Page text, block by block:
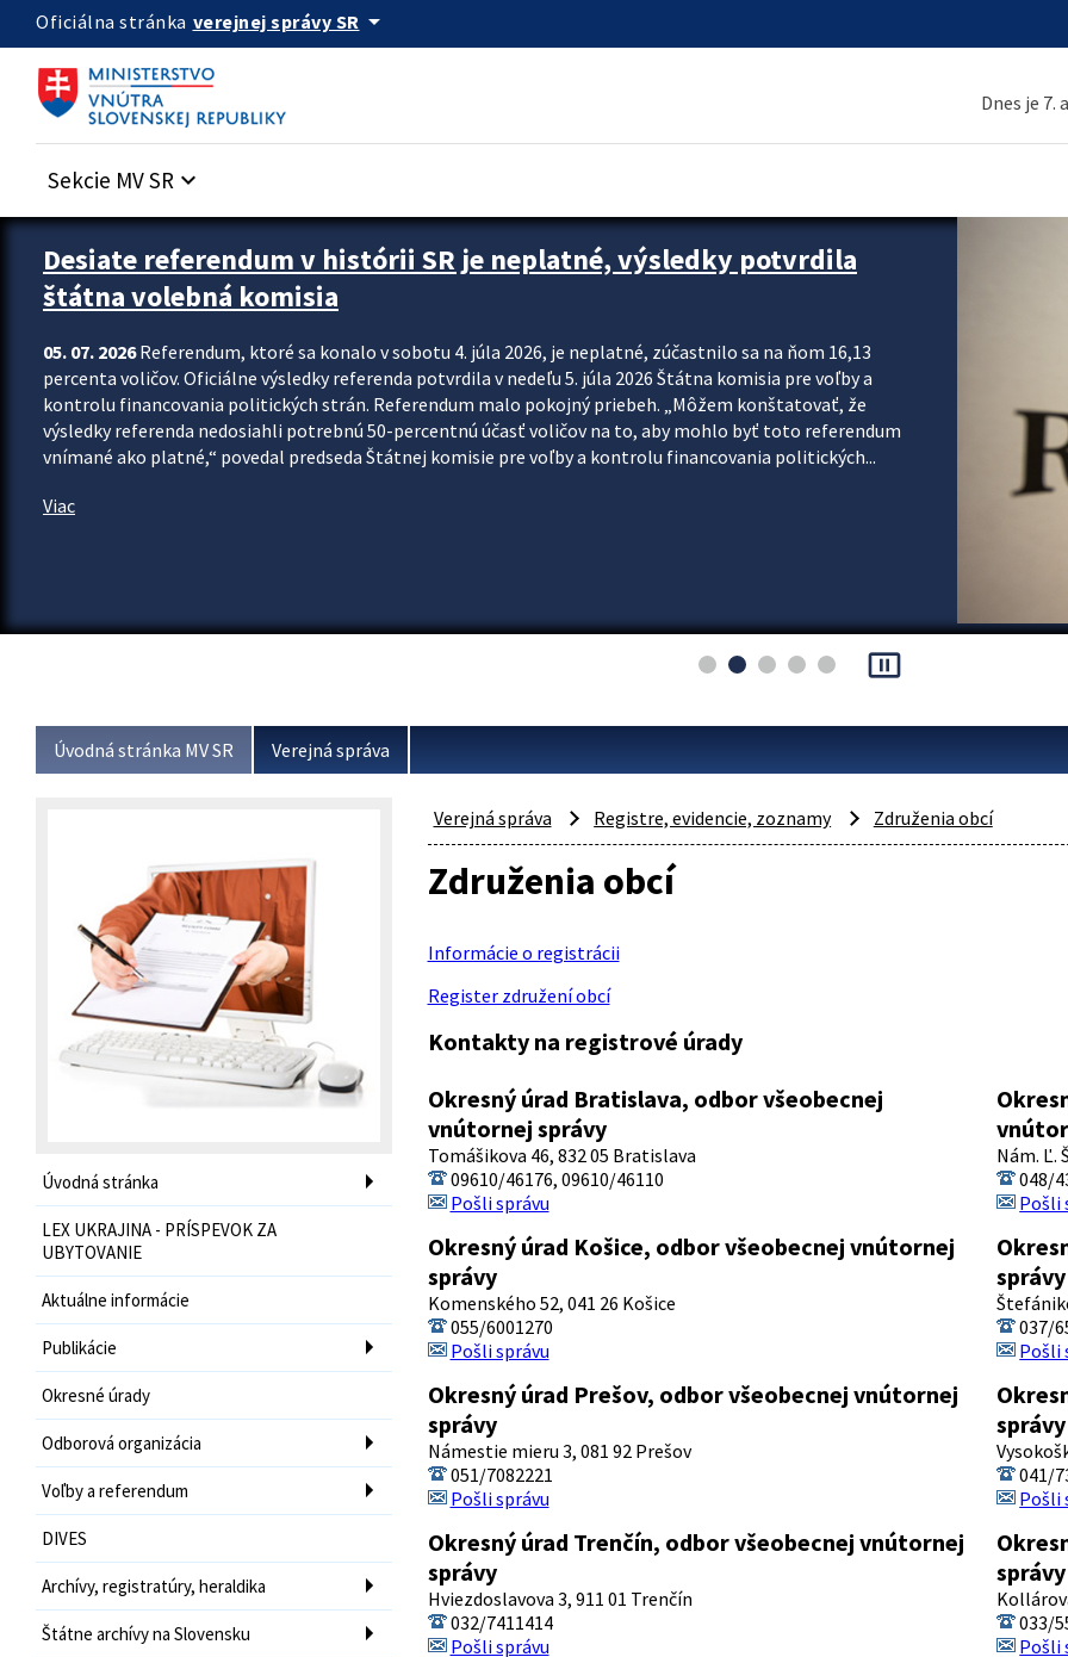
Preskocit na hlavný obsah
Oficiálna stránka verejnej správy SR arrow_drop_down
Dnes je 7.
Sekcie MV SR keyboard_arrow_down
Zastavit automatický posun upútavok
Desiate referendum v histórii SR je neplatné, výsledky potvrdila
štátna volebná komisia
05. 07. 2026Referendum, ktoré sa konalo v sobotu 4. júla 2026, je neplatné, zúčastnilo sa na ňom 16,13
percenta voličov. Oficiálne výsledky referenda potvrdila v nedeľu 5. júla 2026 Štátna komisia pre voľby a
kontrolu financovania politických strán. Referendum malo pokojný priebeh. „Môžem konštatovať, že
výsledky referenda nedosiahli potrebnú 50-percentnú účasť voličov na to, aby mohlo byť toto referendum
vnímané ako platné,“ povedal predseda Štátnej komisie pre voľby a kontrolu financovania politických...
Viac
pause_presentation
Úvodná stránka MV SR Verejná správa
Úvodná stránka
LEX UKRAJINA - PRÍSPEVOK ZA
UBYTOVANIE
Aktuálne informácie
Publikácie
Okresné úrady
Odborová organizácia
Voľby a referendum
DIVES
Archívy, registratúry, heraldika
Štátne archívy na Slovensku
Verejná správa Registre, evidencie, zoznamy Združenia obcí
Združenia obcí
Informácie o registrácii
Register združení obcí
Kontakty na registrové úrady
Okresný úrad Bratislava, odbor všeobecnej
vnútornej správy
Tomášikova 46, 832 05 Bratislava
09610/46176, 09610/46110
Pošli správu
Nám. Ľ.
048/
Pošli
Okresný úrad Košice, odbor všeobecnej vnútornej
správy
Komenského 52, 041 26 Košice
055/6001270
Pošli správu
správy
037/
Pošli
Okresný úrad Prešov, odbor všeobecnej vnútornej
správy
Námestie mieru 3, 081 92 Prešov
051/7082221
Pošli správu
správy
041/
Pošli
Okresný úrad Trenčín, odbor všeobecnej vnútornej
správy
Hviezdoslavova 3, 911 01 Trenčín
032/7411414
Pošli správu
správy
033/
Pošli